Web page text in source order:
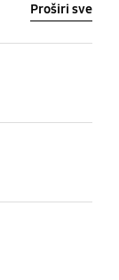
Proširi sve